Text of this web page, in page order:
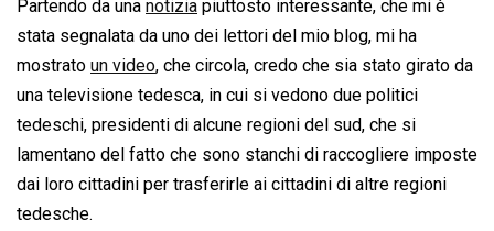
Partendo da una notizia piuttosto interessante, che mi è
stata segnalata da uno dei lettori del mio blog, mi ha
mostrato un video, che circola, credo che sia stato girato da
una televisione tedesca, in cui si vedono due politici
tedeschi, presidenti di alcune regioni del sud, che si
lamentano del fatto che sono stanchi di raccogliere imposte
dai loro cittadini per trasferirle ai cittadini di altre regioni
tedesche.